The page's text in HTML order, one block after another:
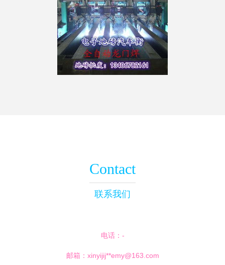
Contact
联系我们
电话：-
邮箱：xinyijij**emy@163.com